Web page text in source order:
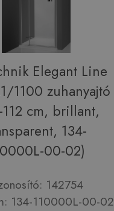
Elegant Line
1100 zuhanyajtó
112 cm, brillant,
134-
00-02)
142754
134-110000L-00-02